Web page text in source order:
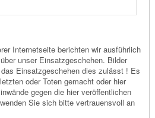
Internetseite berichten wir ausführlich
unser Einsatzgeschehen. Bilder
Einsatzgeschehen dies zulässt ! Es
oder Toten gemacht oder hier
gegen die hier veröffentlichen
Sie sich bitte vertrauensvoll an